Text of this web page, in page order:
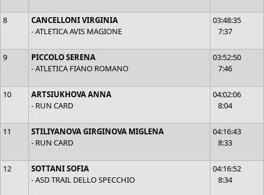
8
CANCELLONI VIRGINIA
- ATLETICA AVIS MAGIONE
03:48:35
7:37
9
PICCOLO SERENA
- ATLETICA FIANO ROMANO
03:52:50
7:46
10
ARTSIUKHOVA ANNA
- RUN CARD
04:02:06
8:04
11
STILIYANOVA GIRGINOVA MIGLENA
- RUN CARD
04:16:43
8:33
12
SOTTANI SOFIA
- ASD TRAIL DELLO SPECCHIO
04:16:52
8:34